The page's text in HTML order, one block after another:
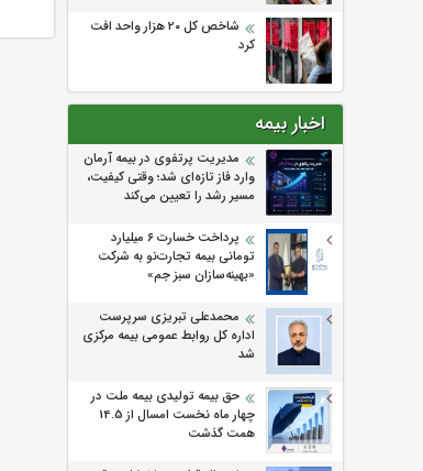
شاخص کل ۲۰ هزار واحد افت
کرد
اخبار بیمه
مدیریت پرتفوی در بیمه آرمان
وارد فاز تازه‌ای شد؛ وقتی کیفیت،
مسیر رشد را تعیین می‌کند
پرداخت خسارت ۶ میلیارد
تومانی بیمه تجارت‌نو به شرکت
«بهینه‌سازان سبز جم»
محمدعلی تبریزی سرپرست
اداره كل روابط عمومی بیمه مركزی
شد
حق بیمه تولیدی بیمه ملت در
چهار ماه نخست امسال از 14.5
همت گذشت